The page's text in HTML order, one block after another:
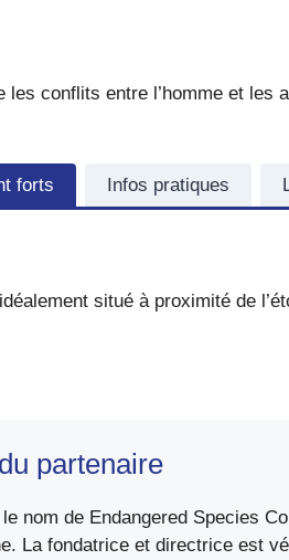
conflits entre l’homme et les
forts Infos pratiques
situé à proximité de
partenaire
nom de Endangered Species
La fondatrice et directrice est